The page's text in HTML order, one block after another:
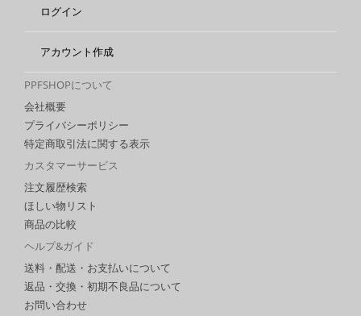
ログイン
アカウント作成
PPFSHOPについて
会社概要
プライバシーポリシー
特定商取引法に関する表示
カスタマーサービス
注文履歴検索
ほしい物リスト
商品の比較
ヘルプ&ガイド
送料・配送・お支払いについて
返品・交換・初期不良品について
お問い合わせ